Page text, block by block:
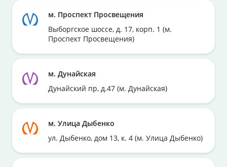
м. Проспект Просвещения
Выборгское шоссе, д. 17, корп. 1 (м.
Проспект Просвещения)
м. Дунайская
Дунайский пр, д.47 (м. Дунайская)
м. Улица Дыбенко
ул. Дыбенко, дом 13, к. 4 (м. Улица Дыбенко)